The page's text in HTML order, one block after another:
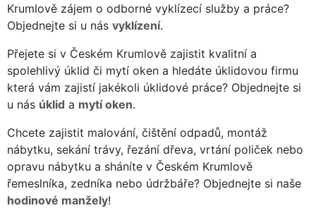
Krumlově zájem o odborné vyklízecí služby a práce?
Objednejte si u nás vyklízení.
Přejete si v Českém Krumlově zajistit kvalitní a
spolehlivý úklid či mytí oken a hledáte úklidovou firmu
která vám zajistí jakékoli úklidové práce? Objednejte si
u nás úklid a mytí oken.
Chcete zajistit malování, čištění odpadů, montáž
nábytku, sekání trávy, řezání dřeva, vrtání poliček nebo
opravu nábytku a sháníte v Českém Krumlově
řemeslníka, zedníka nebo údržbáře? Objednejte si naše
hodinové manžely!